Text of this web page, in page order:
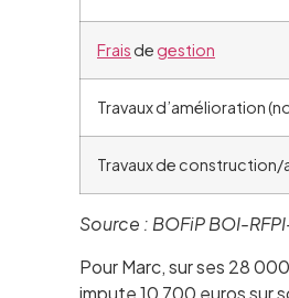
Frais de gestion
Travaux d’amélioration
Travaux de
Source : BOFiP BOI-
Pour Marc, sur ses 28
impute 10 700 euros sur